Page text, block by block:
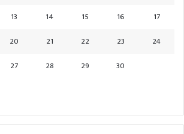
13 14 15 16
17
20 21 22 23
24
27 28 29 30